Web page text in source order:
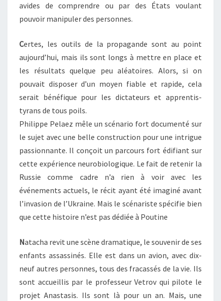
avides de comprendre ou par des États voulant
pouvoir manipuler des personnes.
Certes, les outils de la propagande sont au point
aujourd’hui, mais ils sont longs à mettre en place et
les résultats quelque peu aléatoires. Alors, si on
pouvait disposer d’un moyen fiable et rapide, cela
serait bénéfique pour les dictateurs et apprentis-
tyrans de tous poils.
Philippe Pelaez mêle un scénario fort documenté sur
le sujet avec une belle construction pour une intrigue
passionnante. Il conçoit un parcours fort édifiant sur
cette expérience neurobiologique. Le fait de retenir la
Russie comme cadre n’a rien à voir avec les
événements actuels, le récit ayant été imaginé avant
l’invasion de l’Ukraine. Mais le scénariste spécifie bien
que cette histoire n’est pas dédiée à Poutine
Natacha revit une scène dramatique, le souvenir de ses
enfants assassinés. Elle est dans un avion, avec dix-
neuf autres personnes, tous des fracassés de la vie. Ils
sont accueillis par le professeur Vetrov qui pilote le
projet Anastasis. Ils sont là pour un an. Mais, une